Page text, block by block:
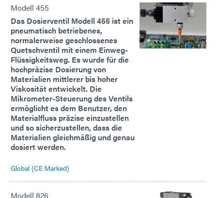
Modell 455
Das Dosierventil Modell 455 ist ein
pneumatisch betriebenes,
normalerweise geschlossenes
Quetschventil mit einem Einweg-
Flüssigkeitsweg. Es wurde für die
hochpräzise Dosierung von
Materialien mittlerer bis hoher
Viskosität entwickelt. Die
Mikrometer-Steuerung des Ventils
ermöglicht es dem Benutzer, den
Materialfluss präzise einzustellen
und so sicherzustellen, dass die
Materialien gleichmäßig und genau
dosiert werden.
Global (CE Marked)
Modell 826